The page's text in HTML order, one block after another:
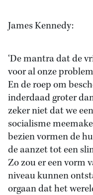
James Kennedy:
‘De mantra dat de
voor al onze
En de roep om
inderdaad groter
zeker niet dat we
socialisme
bezien vormen de
de aanzet tot een
Zo zou er een vorm
niveau kunnen
orgaan dat het